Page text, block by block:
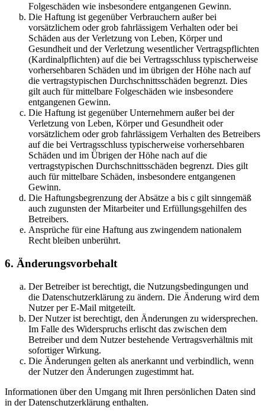
Folgeschäden wie insbesondere entgangenen Gewinn.
Die Haftung ist gegenüber Verbrauchern außer bei
vorsätzlichem oder grob fahrlässigem Verhalten oder bei
Schäden aus der Verletzung von Leben, Körper und
Gesundheit und der Verletzung wesentlicher Vertragspflichten
(Kardinalpflichten) auf die bei Vertragsschluss typischerweise
vorhersehbaren Schäden und im übrigen der Höhe nach auf
die vertragstypischen Durchschnittsschäden begrenzt. Dies
gilt auch für mittelbare Folgeschäden wie insbesondere
entgangenen Gewinn.
Die Haftung ist gegenüber Unternehmern außer bei der
Verletzung von Leben, Körper und Gesundheit oder
vorsätzlichem oder grob fahrlässigem Verhalten des Betreibers
auf die bei Vertragsschluss typischerweise vorhersehbaren
Schäden und im Übrigen der Höhe nach auf die
vertragstypischen Durchschnittsschäden begrenzt. Dies gilt
auch für mittelbare Schäden, insbesondere entgangenen
Gewinn.
Die Haftungsbegrenzung der Absätze a bis c gilt sinngemäß
auch zugunsten der Mitarbeiter und Erfüllungsgehilfen des
Betreibers.
Ansprüche für eine Haftung aus zwingendem nationalem
Recht bleiben unberührt.
6. Änderungsvorbehalt
Der Betreiber ist berechtigt, die Nutzungsbedingungen und
die Datenschutzerklärung zu ändern. Die Änderung wird dem
Nutzer per E-Mail mitgeteilt.
Der Nutzer ist berechtigt, den Änderungen zu widersprechen.
Im Falle des Widerspruchs erlischt das zwischen dem
Betreiber und dem Nutzer bestehende Vertragsverhältnis mit
sofortiger Wirkung.
Die Änderungen gelten als anerkannt und verbindlich, wenn
der Nutzer den Änderungen zugestimmt hat.
Informationen über den Umgang mit Ihren persönlichen Daten sind
in der Datenschutzerklärung enthalten.